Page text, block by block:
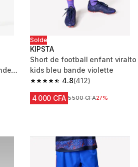
reviews
Solde
KIPSTA
Short de football enfant viralto
kids bleu bande violette
4.8
4.8 out of 5 stars from 412
(412)
4 000 CFA Prix avant réduction
5 500 CFA27%